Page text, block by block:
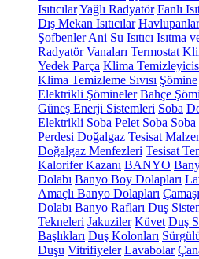
IsıtıcılarYağlı Radyatör Fanlı
Dış Mekan Isıtıcılar Havlupanlar
Şofbenler Ani Su Isıtıcı Isıtma
Radyatör Vanaları Termostat
Yedek Parça Klima
Klima Temizleme Sıvısı Şömine
Elektrikli Şömineler Bahçe
Güneş Enerji Sistemleri Soba
Elektrikli Soba Pelet Soba
Perdesi Doğalgaz Tesisat
Doğalgaz Menfezleri Tesisat
Kalorifer Kazanı BANYO
Dolabı Banyo Boy Dolapları
Amaçlı Banyo Dolapları
Dolabı Banyo Rafları Duş
Tekneleri Jakuziler Küvet Duş
Başlıkları Duş Kolonları
Duşu Vitrifiyeler Lavabolar